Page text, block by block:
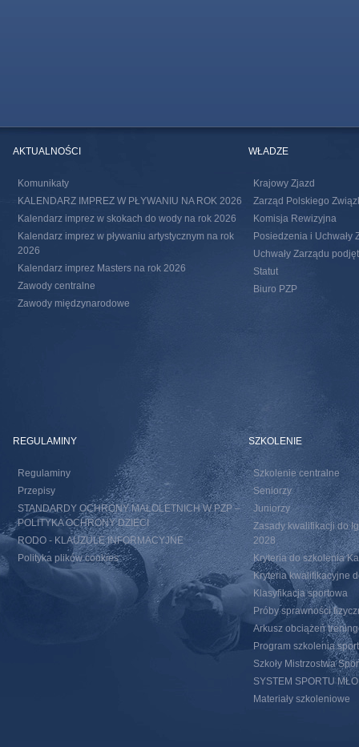
AKTUALNOŚCI
Komunikaty
KALENDARZ IMPREZ W PŁYWANIU NA ROK 2026
Kalendarz imprez w skokach do wody na rok 2026
Kalendarz imprez w pływaniu artystycznym na rok
2026
Kalendarz imprez Masters na rok 2026
Zawody centralne
Zawody międzynarodowe
WŁADZE
Krajowy Zjazd
Zarząd Polskiego
Komisja Rewizyjna
Posiedzenia i Uchwały
Uchwały Zarządu
Statut
Biuro PZP
REGULAMINY
Regulaminy
Przepisy
STANDARDY OCHRONY MAŁOLETNICH W PZP –
POLITYKA OCHRONY DZIECI
RODO - KLAUZULE INFORMACYJNE
Polityka plików cookies
SZKOLENIE
Szkolenie centralne
Seniorzy
Juniorzy
Zasady kwalifikacji do
2028
Kryteria do szkolenia
Kryteria kwalifikacyjne
Klasyfikacja sportowa
Próby sprawności
Arkusz obciążeń
Program szkolenia
Szkoły Mistrzostwa
SYSTEM SPORTU
Materiały szkoleniowe